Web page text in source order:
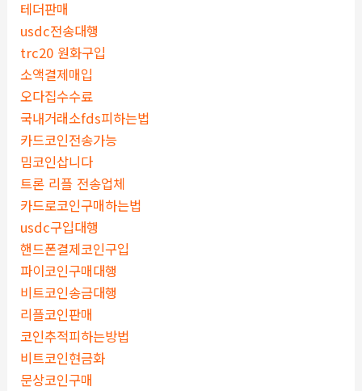
테더판매
usdc전송대행
trc20 원화구입
소액결제매입
오다집수수료
국내거래소fds피하는법
카드코인전송가능
밈코인삽니다
트론 리플 전송업체
카드로코인구매하는법
usdc구입대행
핸드폰결제코인구입
파이코인구매대행
비트코인송금대행
리플코인판매
코인추적피하는방법
비트코인현금화
문상코인구매